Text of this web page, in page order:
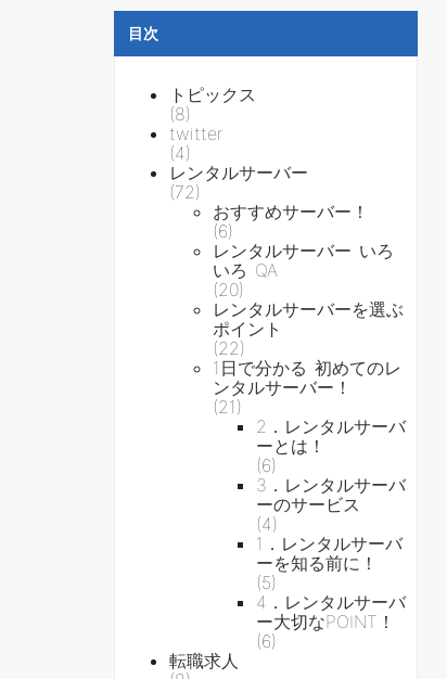
目次
トピックス
(8)
twitter
(4)
レンタルサーバー
(72)
おすすめサーバー！
(6)
レンタルサーバー いろ
いろ QA
(20)
レンタルサーバーを選ぶ
ポイント
(22)
1日で分かる 初めてのレ
ンタルサーバー！
(21)
2．レンタルサーバ
ーとは！
(6)
3．レンタルサーバ
ーのサービス
(4)
1．レンタルサーバ
ーを知る前に！
(5)
4．レンタルサーバ
ー大切なPOINT！
(6)
転職求人